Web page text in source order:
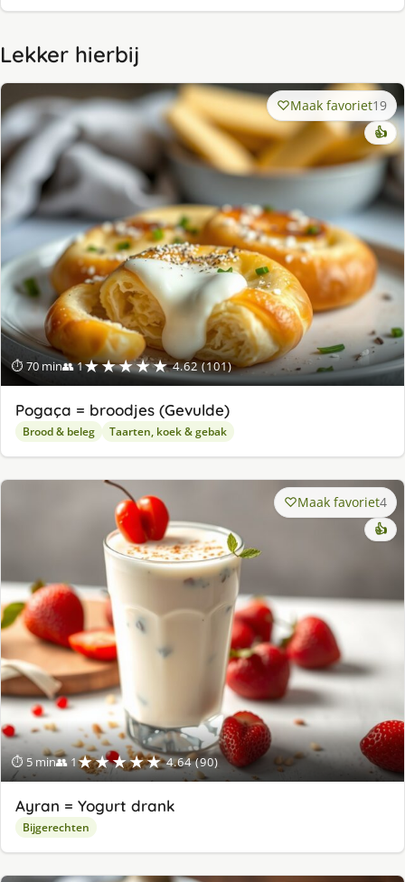
Lekker hierbij
⏱ 70 min👥 1★★★★★ 4.62 (101)
Maak favoriet19
👍
Pogaça = broodjes (Gevulde)
Brood & beleg Taarten, koek & gebak
⏱ 5 min👥 1★★★★★ 4.64 (90)
Maak favoriet4
👍
Ayran = Yogurt drank
Bijgerechten